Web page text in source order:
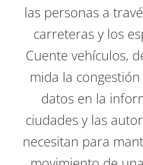
las personas a
carreteras y los
Cuente vehículos,
mida la
datos en la
ciudades y las
necesitan para